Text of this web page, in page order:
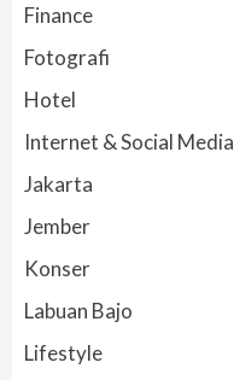
Finance
Fotografi
Hotel
Internet & Social Media
Jakarta
Jember
Konser
Labuan Bajo
Lifestyle